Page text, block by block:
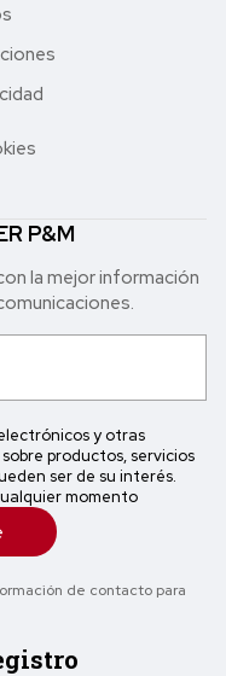
P&M
la mejor in formación
y otras
productos, servicios
ser de su interés.
momento
de contacto para